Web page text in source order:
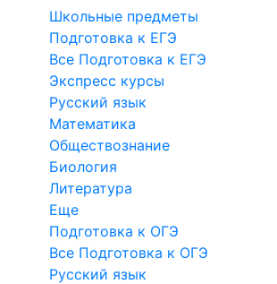
Школьные предметы
Подготовка к ЕГЭ
Все Подготовка к ЕГЭ
Экспресс курсы
Русский язык
Математика
Обществознание
Биология
Литература
Еще
Подготовка к ОГЭ
Все Подготовка к ОГЭ
Русский язык